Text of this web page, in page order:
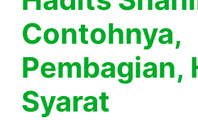
Contohnya,
Pembagian,
Syarat